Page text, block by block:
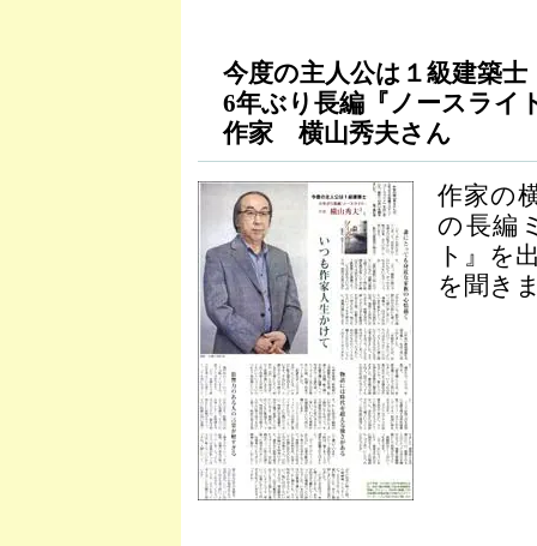
今度の主人公は１級建築士
6年ぶり長編『ノースライ
作家 横山秀夫さん
作家の
の長編
ト』を
を聞き